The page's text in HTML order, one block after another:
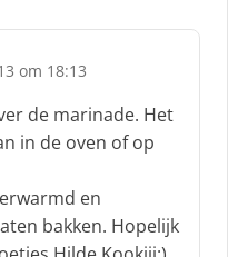
om 18:13
de marinade. Het
in de oven of op
en
bakken. Hopelijk